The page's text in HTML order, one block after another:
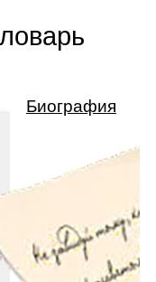
Биография